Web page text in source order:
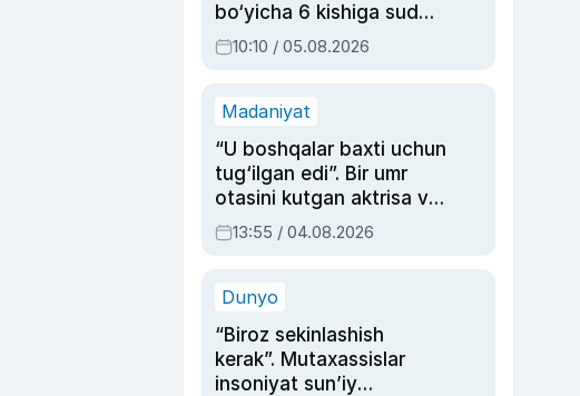
bo‘yicha 6 kishiga sud
hukmi o‘qildi
10:10 / 05.08.2026
Madaniyat
“U boshqalar baxti uchun
tug‘ilgan edi”. Bir umr
otasini kutgan aktrisa va
dublyaj ustasi Rimma
Ahmedovaning
13:55 / 04.08.2026
Dunyo
“Biroz sekinlashish
kerak”. Mutaxassislar
insoniyat sun’iy